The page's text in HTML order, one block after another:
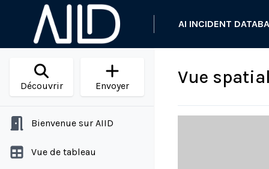
AI INCIDENT
Découvrir Envoyer
Bienvenue sur AIID
Vue de tableau
Vue